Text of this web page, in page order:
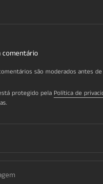
comentário
são moderados antes
protegido pela Política de